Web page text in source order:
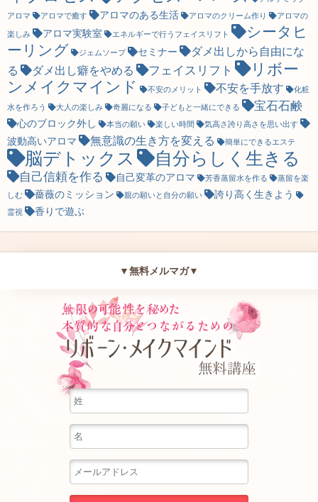
アロマ
アロマで癒す アロマのある生活 アロマのクリーム作り
アロマの
楽しみ
アロマ実験室 エネルギーで行うフェイスリフト
シータヒ
ーリング
ジェムソープ セミナー
ダメ出しから自由にな
る
ダメ出し癖をやめる フェイスリフト
リボー
ンメイクマインド
不安のメリット 不安を手放す
化粧
水を作ろう
大人の楽しみ 奇麗になる 子どもと一緒にできる 宝石石鹸
心のブロック外し 本当の願い 楽しい時間 気高さ誇り高さを思い出す
波動高いアロマ 無意識の生き方を変える 簡単にできるエステ
脳デトックス 自分らしく生きる
自己信頼を作る 自己変革のアロマ 芳香蒸留水を作る
蒸留を楽
しむ
薔薇のミッション 親の願いと自分の願い 誇り高く生きよう
霊視 香りで遊ぶ
▼無料メルマガ▼